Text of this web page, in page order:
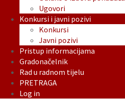
Ugovori
Konkursi i javni pozivi
Konkursi
Javni pozivi
Pristup informacijama
Gradonačelnik
Rad u radnom tijelu
PRETRAGA
Log in